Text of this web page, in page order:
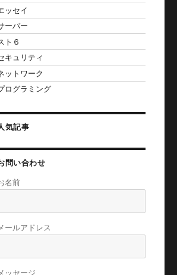
ッセイ
ーバー
ト６
キュリティ
ットワーク
ログラミング
気記事
問い合わせ
名前
ールアドレス
ッセージ